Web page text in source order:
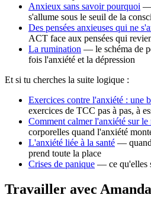
Anxieux sans savoir pourquoi —
s'allume sous le seuil de la
Des pensées anxieuses qui ne
ACT face aux pensées qui
La rumination — le schéma de
fois l'anxiété et la dépression
Et si tu cherches la suite logique :
Exercices contre l'anxiété : une
exercices de TCC pas à pas, à
Comment calmer l'anxiété sur le
corporelles quand l'anxiété
L'anxiété liée à la santé —
prend toute la place
Crises de panique — ce qu'elles
Travailler avec Amanda